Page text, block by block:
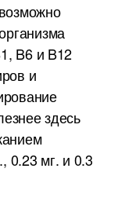
B6 и B12
и
здесь
0.23 мг. и 0.3